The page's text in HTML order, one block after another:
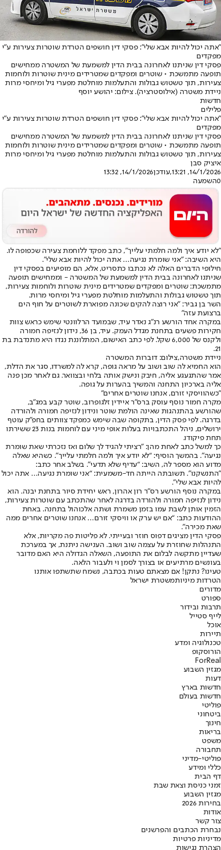
"אתה יכול להיות אבא שלי": פסקי דין חושפים הטרדת שוטרות צעירות ע"י
מפקדים
פסקי דין שניתנו לאחרונה בבית הדין למשמעת של המשטרה ממחישים
תופעה מתמשכת • שוטרים ומפקדים שמטרידים מינית שוטרות ולוחמות
צעירות, תוך טשטוש גבולות והתעלמות מוחלטת מפערי גיל ומיחסי מרות
ניידת משטרה (אילוסטרציה). צילום: יהושע יוסף
חדשות
פלילים
"אתה יכול להיות אבא שלי": פסקי דין חושפים הטרדת שוטרות צעירות ע"י
מפקדים
פסקי דין שניתנו לאחרונה בבית הדין למשמעת של המשטרה ממחישים
תופעה מתמשכת • שוטרים ומפקדים שמטרידים מינית שוטרות ולוחמות
צעירות, תוך טשטוש גבולות והתעלמות מוחלטת מפערי גיל ומיחסי מרות
איציק סבן
14/1/2026, 13:21
,עודכן14/1/2026, 13:32
0השמעה
"לא יודע איך ולמה חלמתי עלייך", כתב מפקד ללוחמת צעירה שכפופה לו.
היא השיבה: "אני שומרת נגיעה… אתה יכול להיות אבא שלי".
חילופי הדברים האלה לא נכתבו כתסריט, אלא, הם מופיעים בפסקי דין
שניתנו לאחרונה בבית הדין למשמעת של המשטרה - וממחישים תופעה
מתמשכת: שוטרים ומפקדים שמטרידים מינית שוטרות ולוחמות צעירות,
תוך טשטוש גבולות והתעלמות מוחלטת מפערי גיל ומיחסי מרות.
השר בן גביר: ״אני רוצה להקים שכונה מפוארת לשוטרים על חוף הים
ברצועת עזה"
במקרה אחד הורשע רנ״ג נאדר עיד, שבמועד הרלוונטי שימש כראש צוות
חקירות פשעים בתחנת מגדל העמק. עיד, בן 36, נידון לנזיפה חמורה
ולקנס של 6,000 שקל. לפי כתב האישום, המתלוננת נגדו היא מתנדבת בת
21.
ניידת משטרה,צילום: דוברות המשטרה
הוא החמיא לה שוב ושוב על מראה גופה, קרא לה למשרדו, סגר את הדלת,
אמר שהתגעגע אליה, חיבק ונישק אותה בלחי ובצוואר. גם לאחר מכן פנה
אליה בארכיון התחנה והמשיך בהערות על גופה.
"כשהוויסקי זורם, אנחנו שוטרים אחרים"
מקרה חמור נוסף עוסק ברס״ר איידין זלגופרוב, שוטר קבע במג״ב,
שהורשע בהתנהגות שאינה הולמת שוטר ונידון לנזיפה חמורה ולהורדה
בדרגה. לפי פסק הדין, בתקופה שבה שימש כמפקד צוותים בחפ״ק עוטף
ירושלים, ניהל התכתבויות בעלות אופי מיני עם לוחמות בנות 23 ששירתו
תחת פיקודו.
כך למשל כתב לאחת מהן: "רציתי להגיד לך שלום ואז נזכרתי שאת שומרת
נגיעה". בהמשך הוסיף: “לא יודע איך ולמה חלמתי עלייך”. כשהיא שאלה
מדוע הוא מספר לה, השיב: “עדיף שלא תדעי”. בשלב אחר כתב:
"התנשקנו". תשובתה הייתה חד-משמעית: “אני שומרת נגיעה… אתה יכול
להיות אבא שלי”.
במקרה נוסף הורשע רס"ר רון אהרון, ראש יחידת סיור בתחנת יבנה. הוא
נידון לנזיפה חמורה ולהורדה בדרגה לאחר שהתכתב עם שוטרות צעירות,
הזמין אותן לשבת עמו בזמן משמרת ושתה אלכוהול בתחנה. באחת
ההודעות כתב: “אם יש ערק או וויסקי זורם… אנחנו שוטרים אחרים ממה
שאת מכירה”.
פסקי הדין מציגים דפוס חוזר ובעייתי. לא פליטות פה מקריות, אלא
התנהלות שחוזרת על עצמה שוב ושוב. הענישה ניתנת, אך במערכת
שעדיין מתקשה לבלום את התופעה, השאלה הגדולה היא האם מדובר
בעונשים מרתיעים או בצורך לסמן וי ולעבור הלאה.
טעינו? נתקן! אם מצאתם טעות בכתבה, נשמח שתשתפו אותנו
הטרדות מיניותמשטרת ישראל
מדורים
ספורט
תרבות ובידור
לייף סטייל
אוכל
תיירות
טכנולוגיה ומדע
הורוסקופ
ForReal
מגזין השבוע
דעות
חדשות בארץ
חדשות בעולם
פוליטי
ביטחוני
חינוך
בריאות
משפט
תחבורה
פוליטי-מדיני
כללי ומידע
דף הבית
זמני כניסת וצאת שבת
מגזין השבוע
בחירות 2026
אודות
צור קשר
נבחרת הכתבים והפרשנים
מדיניות פרטיות
הצהרת נגישות